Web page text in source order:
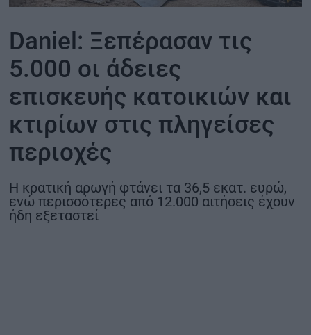
ΟΙΚΟΝΟΜΙΑ - ΕΠΙΧΕΙΡΗΣΕΙΣ
MY PROPERTY
ΚΑΡΑΜΠΟΛΕΣ
ΕΠΙΚΟΙΝΩΝΙΑ
ΤΑΥΤΟΤΗΤΑ
Daniel: Ξεπέρασαν τις
5.000 οι άδειες
επισκευής κατοικιών και
κτιρίων στις πληγείσες
περιοχές
Η κρατική αρωγή φτάνει τα 36,5 εκατ. ευρώ,
ενώ περισσότερες από 12.000 αιτήσεις έχουν
ήδη εξεταστεί